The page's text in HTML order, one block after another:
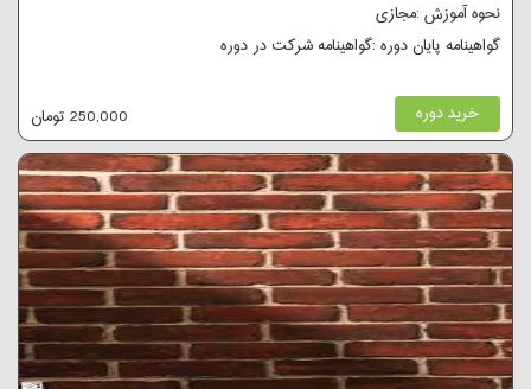
نحوه آموزش :مجازی
گواهینامه پایان دوره :گواهینامه شرکت در دوره
خرید دوره 250,000 تومان